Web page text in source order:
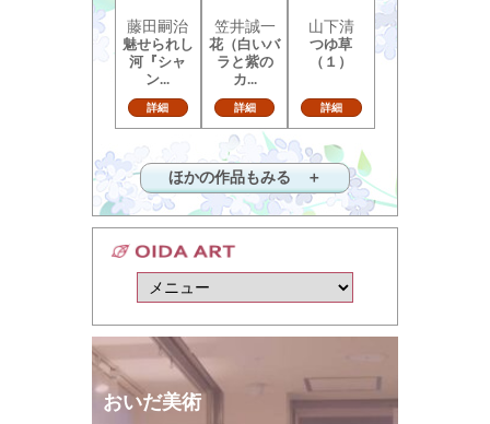
藤田嗣治
魅せられし
河『シャ
ン...
詳細
笠井誠一
花（白いバ
ラと紫の
カ...
詳細
山下清
つゆ草
（１）
詳細
ほかの作品もみる ＋
おいだ美術